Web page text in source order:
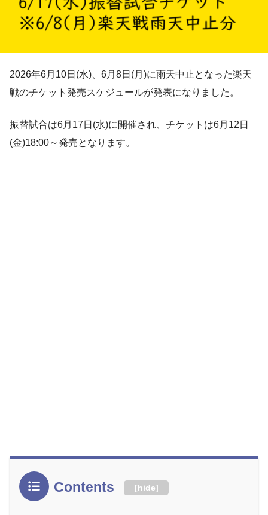
2026年6月10日(水)、6月8日(月)に雨天中止となった楽天
戦のチケット発売スケジュールが発表になりました。
振替試合は6月17日(水)に開催され、チケットは6月12日
(金)18:00～発売となります。
Contents [hide]